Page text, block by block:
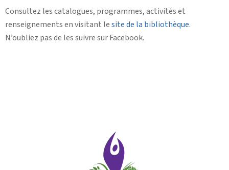
Consultez les catalogues, programmes, activités et
renseignements en visitant lesite de la bibliothèque.
N’oubliez pas de les suivre sur Facebook.